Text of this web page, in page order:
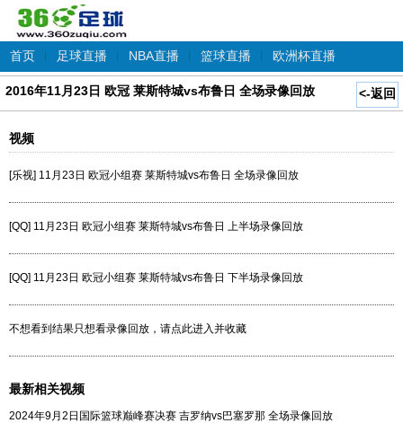
首页 足球直播 NBA直播 篮球直播 欧洲杯直播
<-返回
2016年11月23日 欧冠 莱斯特城vs布鲁日 全场录像回放
视频
[乐视] 11月23日 欧冠小组赛 莱斯特城vs布鲁日 全场录像回放
[QQ] 11月23日 欧冠小组赛 莱斯特城vs布鲁日 上半场录像回放
[QQ] 11月23日 欧冠小组赛 莱斯特城vs布鲁日 下半场录像回放
不想看到结果只想看录像回放，请点此进入并收藏
最新相关视频
2024年9月2日国际篮球巅峰赛决赛 吉罗纳vs巴塞罗那 全场录像回放